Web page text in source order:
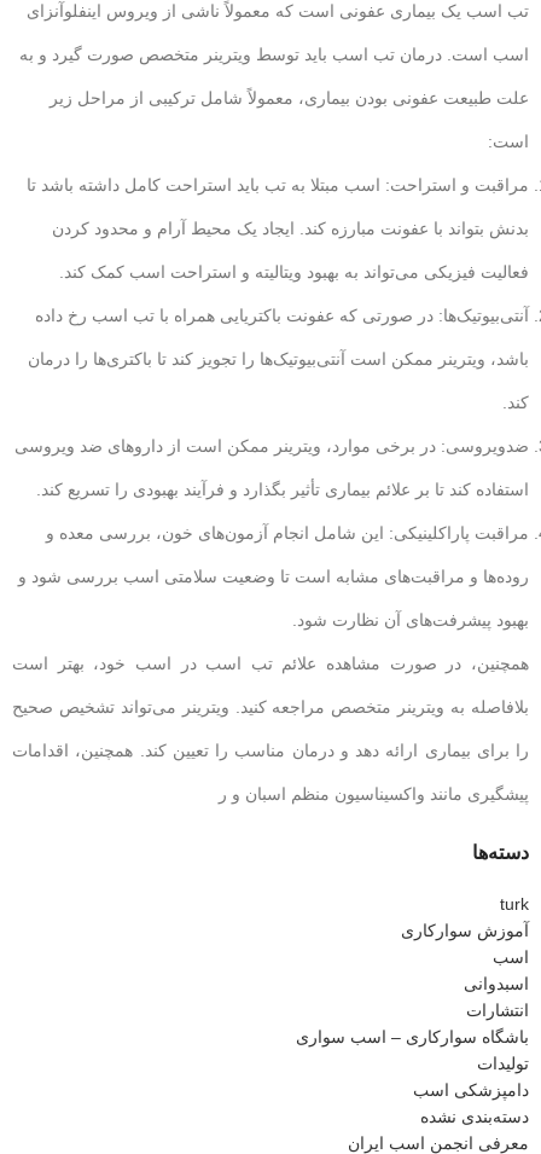
تب اسب یک بیماری عفونی است که معمولاً ناشی از ویروس اینفلوآنزای
اسب است. درمان تب اسب باید توسط ویترینر متخصص صورت گیرد و به
علت طبیعت عفونی بودن بیماری، معمولاً شامل ترکیبی از مراحل زیر
است:
مراقبت و استراحت: اسب مبتلا به تب باید استراحت کامل داشته باشد تا
بدنش بتواند با عفونت مبارزه کند. ایجاد یک محیط آرام و محدود کردن
فعالیت فیزیکی می‌تواند به بهبود ویتالیته و استراحت اسب کمک کند.
آنتی‌بیوتیک‌ها: در صورتی که عفونت باکتریایی همراه با تب اسب رخ داده
باشد، ویترینر ممکن است آنتی‌بیوتیک‌ها را تجویز کند تا باکتری‌ها را درمان
کند.
ضدویروسی: در برخی موارد، ویترینر ممکن است از داروهای ضد ویروسی
استفاده کند تا بر علائم بیماری تأثیر بگذارد و فرآیند بهبودی را تسریع کند.
مراقبت پاراکلینیکی: این شامل انجام آزمون‌های خون، بررسی معده و
روده‌ها و مراقبت‌های مشابه است تا وضعیت سلامتی اسب بررسی شود و
بهبود پیشرفت‌های آن نظارت شود.
همچنین، در صورت مشاهده علائم تب اسب در اسب خود، بهتر است
بلافاصله به ویترینر متخصص مراجعه کنید. ویترینر می‌تواند تشخیص صحیح
را برای بیماری ارائه دهد و درمان مناسب را تعیین کند. همچنین، اقدامات
پیشگیری مانند واکسیناسیون منظم اسبان و ر
دسته‌ها
turk
آموزش سوارکاری
اسب
اسبدوانی
انتشارات
باشگاه سوارکاری – اسب سواری
تولیدات
دامپزشکی اسب
دسته‌بندی نشده
معرفی انجمن اسب ایران